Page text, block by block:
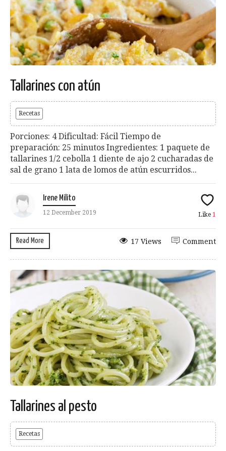
Tallarines con atún
Recetas
Porciones: 4 Dificultad: Fácil Tiempo de
preparación: 25 minutos Ingredientes: 1 paquete de
tallarines 1/2 cebolla 1 diente de ajo 2 cucharadas de
sal de grano 1 lata de lomos de atún escurridos...
Irene Milito
12 December 2019 Like 1
Read More Comment
17 Views
Tallarines al pesto
Recetas